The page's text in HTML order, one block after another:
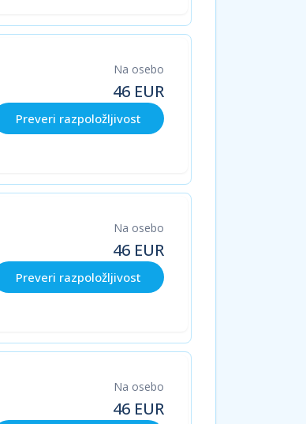
Na osebo
46 EUR
Preveri razpoložljivost
Na osebo
46 EUR
Preveri razpoložljivost
Na osebo
46 EUR